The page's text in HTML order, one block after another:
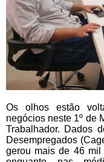
Os olhos estão
negócios neste 1º de
Trabalhador. Dados
Desempregados
gerou mais de 46 mil